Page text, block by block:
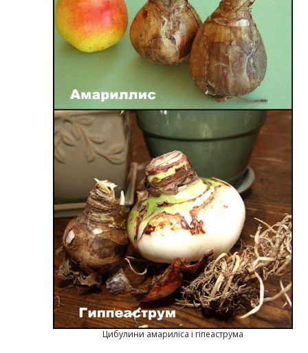
Цибулини амариліса і гіпеаструма